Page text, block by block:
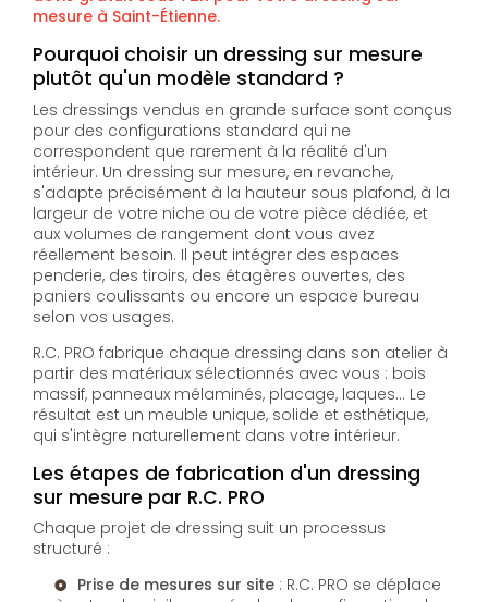
mesure à Saint-Étienne.
Pourquoi choisir un dressing sur mesure
plutôt qu'un modèle standard ?
Les dressings vendus en grande surface sont conçus
pour des configurations standard qui ne
correspondent que rarement à la réalité d'un
intérieur. Un dressing sur mesure, en revanche,
s'adapte précisément à la hauteur sous plafond, à la
largeur de votre niche ou de votre pièce dédiée, et
aux volumes de rangement dont vous avez
réellement besoin. Il peut intégrer des espaces
penderie, des tiroirs, des étagères ouvertes, des
paniers coulissants ou encore un espace bureau
selon vos usages.
R.C. PRO fabrique chaque dressing dans son atelier à
partir des matériaux sélectionnés avec vous : bois
massif, panneaux mélaminés, placage, laques… Le
résultat est un meuble unique, solide et esthétique,
qui s'intègre naturellement dans votre intérieur.
Les étapes de fabrication d'un dressing
sur mesure par R.C. PRO
Chaque projet de dressing suit un processus
structuré :
Prise de mesures sur site : R.C. PRO se déplace